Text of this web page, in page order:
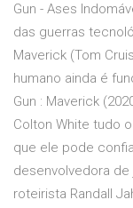
Gun - Ases
das guerras
Maverick (Tom
humano ainda é
Gun : Maverick
Colton White tudo
que ele pode
desenvolvedora
roteirista Randall